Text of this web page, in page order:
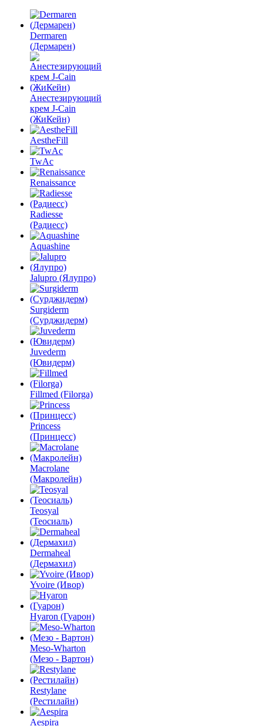
Dermaren
(Дермарен)
Анестезирующий
крем J-Cain
(ЖиКейн)
AestheFill
TwAc
Renaissance
Radiesse
(Радиесс)
Aquashine
Jalupro (Ялупро)
Surgiderm
(Сурджидерм)
Juvederm
(Ювидерм)
Fillmed (Filorga)
Princess
(Принцесс)
Macrolane
(Макролейн)
Teosyal
(Теосиаль)
Dermaheal
(Дермахил)
Yvoire (Ивор)
Hyaron (Гуарон)
Meso-Wharton
(Мезо - Вартон)
Restylane
(Рестилайн)
Aespira